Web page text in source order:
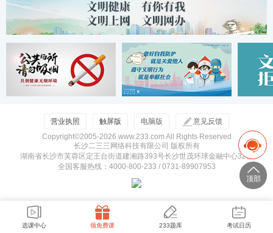
选课中心 领免费课 233题库 考试日历
营业执照 触屏版 电脑版
意见反馈
Copyright©2005-2026 www.233.com All Rights Reserved
长沙二三三网络科技有限公司 版权所有
湖南省长沙市芙蓉区定王台街道建湘路393号长沙世茂环球金融中心32楼
全国客服热线：4000-800-233 / 0731-89907953
顶部